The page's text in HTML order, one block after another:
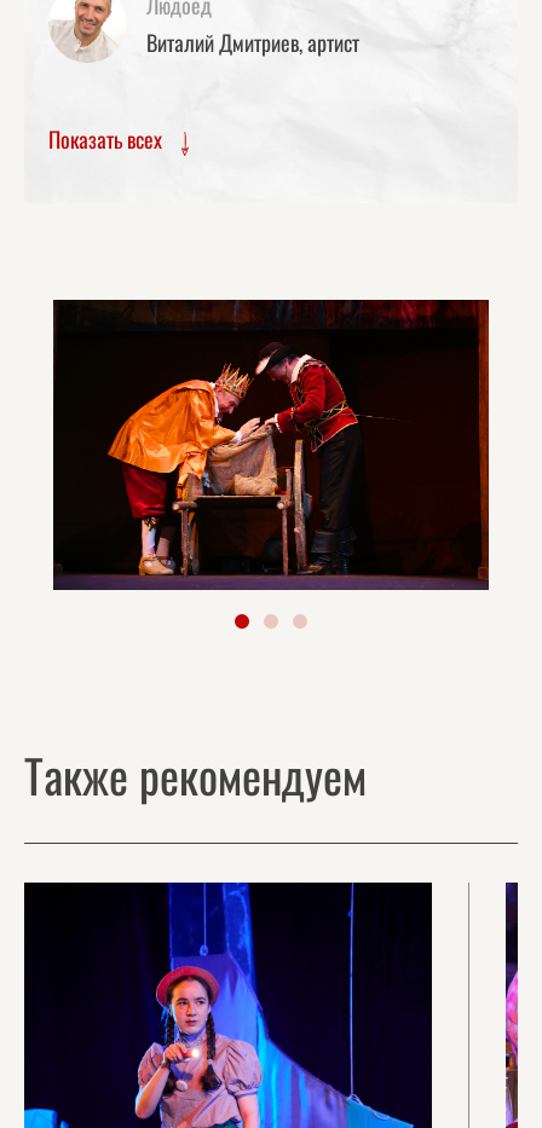
Виталий Дмитриев, артист
Показать всех
Также рекомендуем